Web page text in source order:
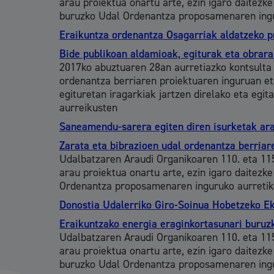
Herritarren segurtasuna eta larrialdiak
Osasun publikoa, animaliak eta kontsumoa
Haurrak eta gazteak
buruzko Udal Ordenantza proposamenaren
Eraikuntza ordenantza Osagarriak aldatzeko
Bide publikoan aldamioak, egiturak eta
2017ko abuztuaren 28an aurretiazko
ordenantza berriaren proiektuaren inguruan
egituretan iragarkiak jartzen direlako eta
aurreikusten
Saneamendu-sarera egiten diren isurketak
Zarata eta bibrazioen udal ordenantza
Udalbatzaren Araudi Organikoaren 110. eta
arau proiektua onartu arte, ezin igaro
Ordenantza proposamenaren inguruko
Donostia Udalerriko Giro-Soinua Hobetzeko
Eraikuntzako energia eraginkortasunari
Udalbatzaren Araudi Organikoaren 110. eta
arau proiektua onartu arte, ezin igaro
buruzko Udal Ordenantza proposamenaren